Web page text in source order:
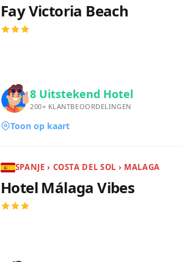
Fay Victoria Beach
8 Uitstekend Hotel
200+ KLANTBEOORDELINGEN
Toon op kaart
SPANJE › COSTA DEL SOL › MALAGA
Hotel Málaga Vibes